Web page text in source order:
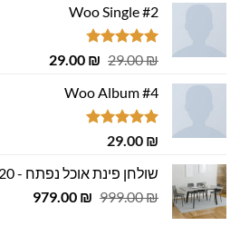
500.00 ₪.
Woo Single #2
דורג4.75
29.00₪
המחיר
היה:
29.00 ₪.
29.00 ₪
המחיר
Woo Album #4
דורג5.00
29.00 ₪
שולחן פינת אוכל נפתח - 120 ס"מ נפתח ל-160 ס"מ
999.00₪
המחיר
979.00 ₪
המחיר